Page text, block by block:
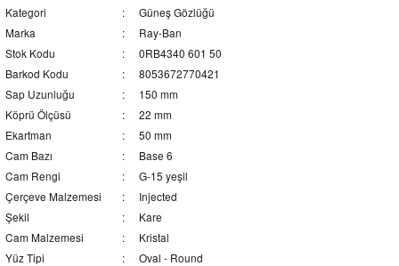
Kategori
Güneş Gözlüğü
Marka
Ray-Ban
Stok Kodu
0RB4340 601 50
Barkod Kodu
8053672770421
Sap Uzunluğu
150 mm
Köprü Ölçüsü
22 mm
Ekartman
50 mm
Cam Bazı
Base 6
Cam Rengi
G-15 yeşil
Çerçeve Malzemesi
Injected
Şekil
Kare
Cam Malzemesi
Kristal
Yüz Tipi
Oval - Round